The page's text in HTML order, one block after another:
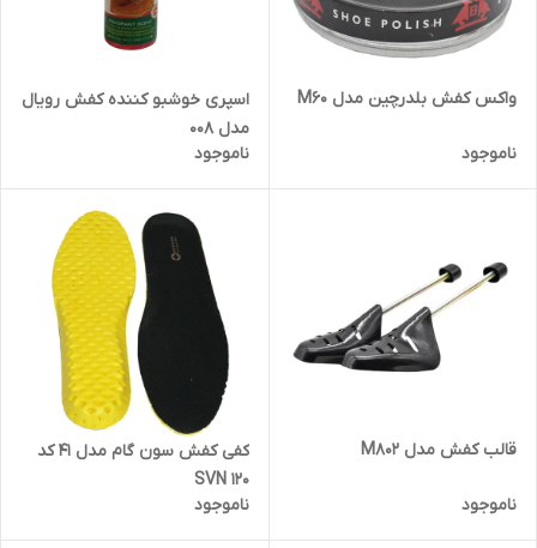
واکس کفش بلدرچین مدل M60
ناموجود
اسپری خوشبو کننده کفش رویال
مدل 008
ناموجود
قالب کفش مدل M802
ناموجود
کفی کفش سون گام مدل 41 کد
SVN 120
ناموجود